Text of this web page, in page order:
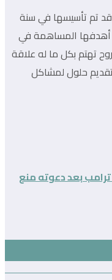
تم تأسيسها في سنة
أهدفها المساهمة في
تهتم بكل ما له علاقة
تقديم حلول لمشاكل
بعد دعوته منع